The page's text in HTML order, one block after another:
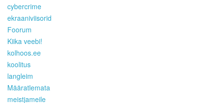
cybercrime
ekraaniviisorid
Foorum
Kiika veebi!
kolhoos.ee
koolitus
langleim
Määratlemata
meistjameile